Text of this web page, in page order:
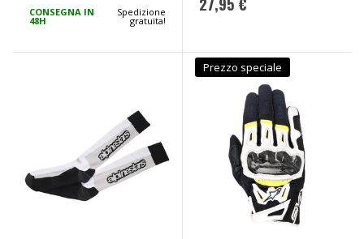
CONSEGNA IN
48H
Spedizione
gratuita!
Prezzo speciale